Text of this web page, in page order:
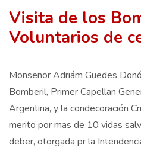
Visita de los
Voluntarios de
Monseñor Adriám Guedes
Bomberil, Primer Capellan
Argentina, y la condecoración
merito por mas de 10 vidas
deber, otorgada pr la